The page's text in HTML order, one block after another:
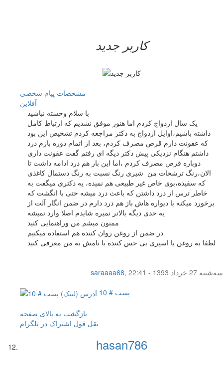
کاربر جدید
مشخصات پیام شخصی
آفلاين
با سلام وخسته نباشید
یک سال ازدواج کردم اما هنوز موفق نشدیم که ارتباط کامل
داشته باشیم،اوایل ازدواج به دکتر مراجعه کردم تشخیص این بود
که عفونت دارم قرص مصرف کردم، بعد از اتمام دوره بازم درد
داشتم هنگام نزدیکی پیش دکتر دیگه ای رفتم گفت عفونت داری
دوباره قرص مصرف کردم ،اما این بار هم درد ادامه داشت تا
الان،رنگ ترشحات من شیری رنگ نسبت به رنگ دستمال کاغذی
که سفیده،بوی خاص غیر طبیعی هم نمیده، یه دکتری میگفت به
خاطر ترس از درد داشتن که باعث درد میشه حتی با انگشت که
برخورد میکنه با دیواره هاش باز هم درد دارم در ضمن انگار آلت از
یه حدی دیگه بالاتر نمیره شایدم اصلا وارد نمیشه
ممنون میشم من وراهنمایی کنید
در ضمن از روغن روان کننده هم استفاده میکنیم
لطفا یه روغن یا اسپری بی حس کننده با نامش به من معرفی کنید
saraaaa68,
سه‌شنبه 27 خرداد 1393 - 22:41
پست # 10
بازگشت به بالای صفحه
نقل قول اشتراک در تلگرام
hasan786